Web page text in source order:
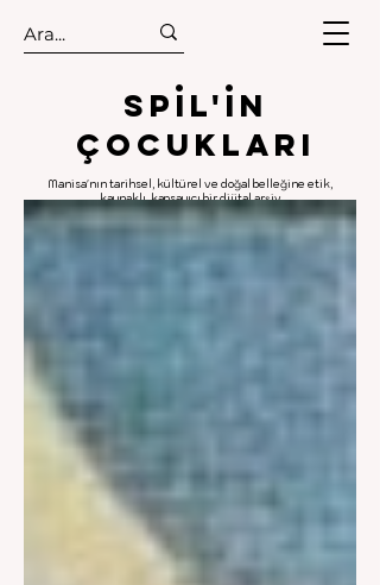
.
.
Spıl'in
Çocukları
Manisa'nın tarihsel, kültürel ve doğal belleğine etik,
kaynaklı, kapsayıcı bir dijital arşiv